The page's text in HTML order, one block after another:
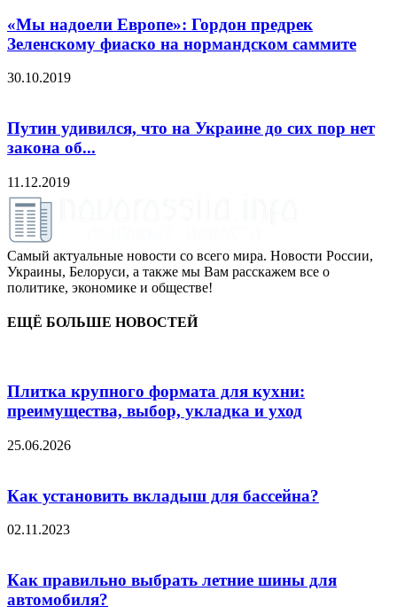
«Мы надоели Европе»: Гордон предрек
Зеленскому фиаско на нормандском саммите
30.10.2019
Путин удивился, что на Украине до сих пор нет
закона об...
11.12.2019
Самый актуальные новости со всего мира. Новости России,
Украины, Белоруси, а также мы Вам расскажем все о
политике, экономике и обществе!
ЕЩЁ БОЛЬШЕ НОВОСТЕЙ
Плитка крупного формата для кухни:
преимущества, выбор, укладка и уход
25.06.2026
Как установить вкладыш для бассейна?
02.11.2023
Как правильно выбрать летние шины для
автомобиля?